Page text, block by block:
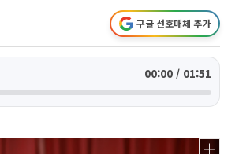
구글 선호매체 추가
00:00 / 01:51